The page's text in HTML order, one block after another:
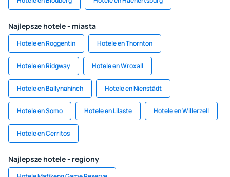
Najlepsze hotele - miasta
Hotele en Roggentin Hotele en Thornton
Hotele en Ridgway Hotele en Wroxall
Hotele en Ballynahinch Hotele en Nienstädt
Hotele en Somo Hotele en Lilaste Hotele en Willerzell
Hotele en Cerritos
Najlepsze hotele - regiony